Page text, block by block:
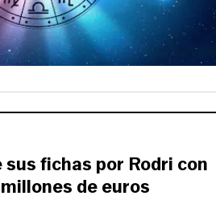
fichas por Rodri con
de euros